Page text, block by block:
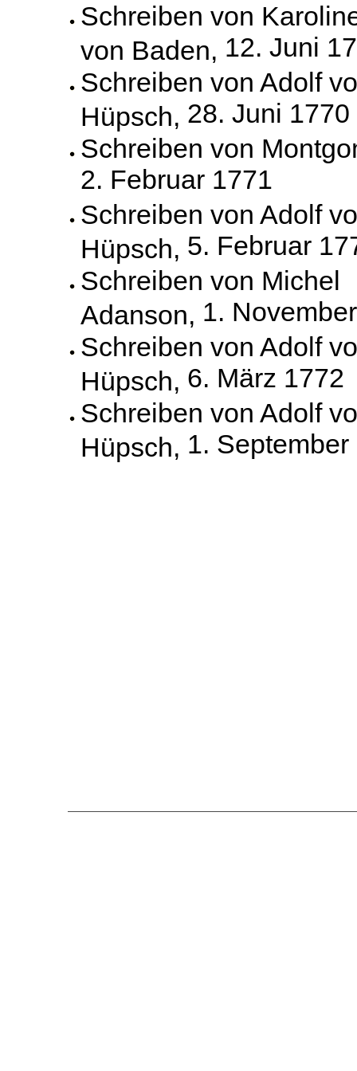
Schreiben von
von Baden, 12. Juni
Schreiben von Adolf
Hüpsch, 28. Juni 1770
Schreiben von
2. Februar 1771
Schreiben von Adolf
Hüpsch, 5. Februar
Schreiben von Michel
Adanson, 1.
Schreiben von Adolf
Hüpsch, 6. März 1772
Schreiben von Adolf
Hüpsch, 1. September